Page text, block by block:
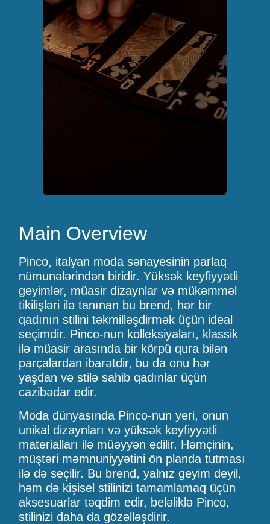
Main Overview
Pinco, italyan moda sənayesinin parlaq
nümunələrindən biridir. Yüksək keyfiyyətli
geyimlər, müasir dizaynlar və mükəmməl
tikilişləri ilə tanınan bu brend, hər bir
qadının stilini təkmilləşdirmək üçün ideal
seçimdir. Pinco-nun kolleksiyaları, klassik
ilə müasir arasında bir körpü qura bilən
parçalardan ibarətdir, bu da onu hər
yaşdan və stilə sahib qadınlar üçün
cazibədar edir.
Moda dünyasında Pinco-nun yeri, onun
unikal dizaynları və yüksək keyfiyyətli
materialları ilə müəyyən edilir. Həmçinin,
müştəri məmnuniyyətini ön planda tutması
ilə də seçilir. Bu brend, yalnız geyim deyil,
həm də kişisel stilinizi tamamlamaq üçün
aksesuarlar təqdim edir, beləliklə Pinco,
stilinizi daha da gözəlləşdirir.